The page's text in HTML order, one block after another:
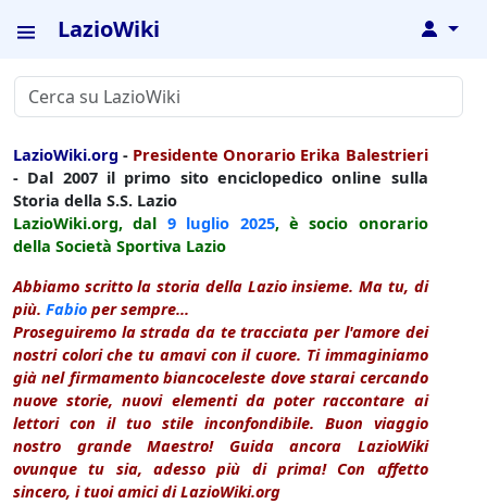
LazioWiki ↓
LazioWiki.org - Presidente Onorario Erika Balestrieri
- Dal 2007 il primo sito enciclopedico online sulla
Storia della S.S. Lazio
LazioWiki.org, dal 9 luglio 2025, è socio onorario
della Società Sportiva Lazio
Abbiamo scritto la storia della Lazio insieme. Ma tu, di
più. Fabio per sempre...
Proseguiremo la strada da te tracciata per l'amore dei
nostri colori che tu amavi con il cuore. Ti immaginiamo
già nel firmamento biancoceleste dove starai cercando
nuove storie, nuovi elementi da poter raccontare ai
lettori con il tuo stile inconfondibile. Buon viaggio
nostro grande Maestro! Guida ancora LazioWiki
ovunque tu sia, adesso più di prima! Con affetto
sincero, i tuoi amici di LazioWiki.org